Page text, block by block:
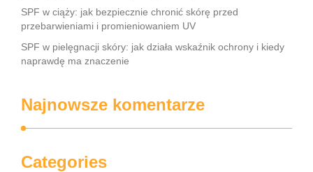
SPF w ciąży: jak bezpiecznie chronić skórę przed
przebarwieniami i promieniowaniem UV
SPF w pielęgnacji skóry: jak działa wskaźnik ochrony i kiedy
naprawdę ma znaczenie
Najnowsze komentarze
Categories